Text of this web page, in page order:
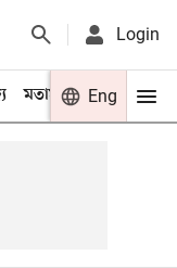
Login
মতামত খেলা
Eng